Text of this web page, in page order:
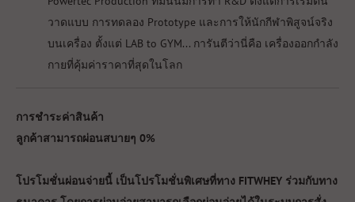
วาดแบบ การทดลอง Prototype และการให้นักกีฬาพิสูจน์จริง
บนเครื่อง ตั้งแต่ LAB to GYM... การันตีว่านี่คือ เครื่องออกกำลัง
กายที่คุ้มค่าราคาที่สุดในโลก
การชำระค่าสินค้า
ลูกค้าสามารถผ่อนสบายๆ 0%
โปรโมชั่นผ่อนจ่ายนี้ เป็นโปรโมชั่นพิเศษที่ทาง FITWHEY ร่วมกับทาง